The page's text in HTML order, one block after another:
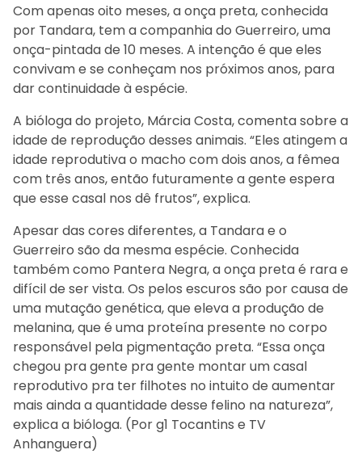
Com apenas oito meses, a onça preta, conhecida
por Tandara, tem a companhia do Guerreiro, uma
onça-pintada de 10 meses. A intenção é que eles
convivam e se conheçam nos próximos anos, para
dar continuidade à espécie.
A bióloga do projeto, Márcia Costa, comenta sobre a
idade de reprodução desses animais. “Eles atingem a
idade reprodutiva o macho com dois anos, a fêmea
com três anos, então futuramente a gente espera
que esse casal nos dê frutos”, explica.
Apesar das cores diferentes, a Tandara e o
Guerreiro são da mesma espécie. Conhecida
também como Pantera Negra, a onça preta é rara e
difícil de ser vista. Os pelos escuros são por causa de
uma mutação genética, que eleva a produção de
melanina, que é uma proteína presente no corpo
responsável pela pigmentação preta. “Essa onça
chegou pra gente pra gente montar um casal
reprodutivo pra ter filhotes no intuito de aumentar
mais ainda a quantidade desse felino na natureza”,
explica a bióloga. (Por g1 Tocantins e TV
Anhanguera)